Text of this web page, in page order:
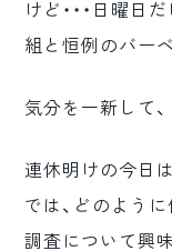
ブランディング
けど・・・日曜日
組と恒例のバー
気分を一新して
連休明けの今日
では、どのよう
調査について興